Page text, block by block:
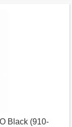
Black (910-